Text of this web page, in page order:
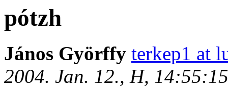
pótzh
János Györffy terkep1 at
2004. Jan. 12., H,